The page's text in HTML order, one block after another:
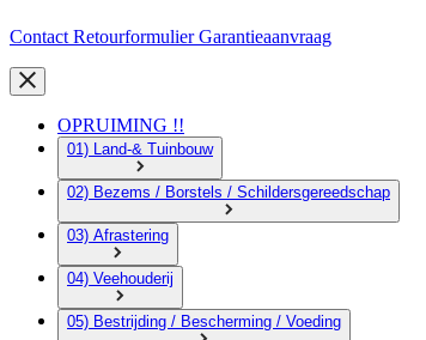
Contact RetourformulierGarantieaanvraag
OPRUIMING !!
01) Land-& Tuinbouw
02) Bezems / Borstels / Schildersgereedschap
03) Afrastering
04) Veehouderij
05) Bestrijding / Bescherming / Voeding